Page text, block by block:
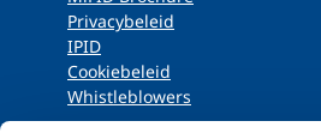
Privacybeleid
IPID
Cookiebeleid
Whistleblowers